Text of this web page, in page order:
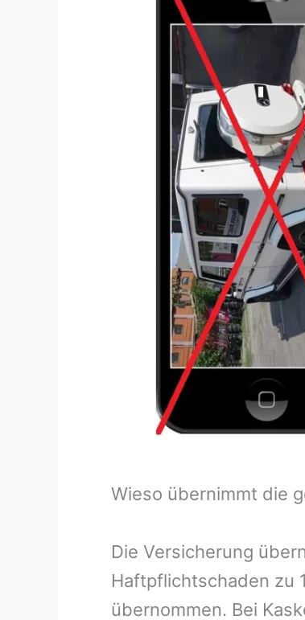
Wieso übernimmt die
Die Versicherung
Haftpflichtschaden zu
übernommen. Bei